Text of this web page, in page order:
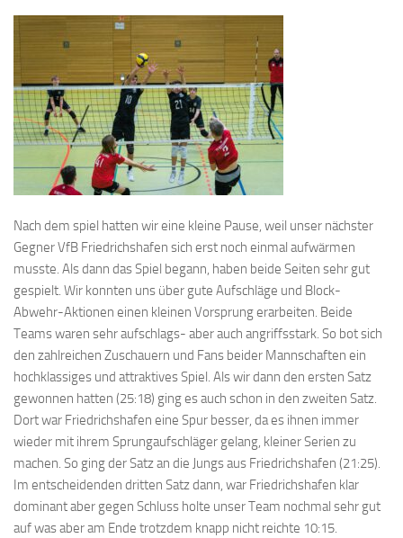
Nach dem spiel hatten wir eine kleine Pause, weil unser nächster
Gegner VfB Friedrichshafen sich erst noch einmal aufwärmen
musste. Als dann das Spiel begann, haben beide Seiten sehr gut
gespielt. Wir konnten uns über gute Aufschläge und Block-
Abwehr-Aktionen einen kleinen Vorsprung erarbeiten. Beide
Teams waren sehr aufschlags- aber auch angriffsstark. So bot sich
den zahlreichen Zuschauern und Fans beider Mannschaften ein
hochklassiges und attraktives Spiel. Als wir dann den ersten Satz
gewonnen hatten (25:18) ging es auch schon in den zweiten Satz.
Dort war Friedrichshafen eine Spur besser, da es ihnen immer
wieder mit ihrem Sprungaufschläger gelang, kleiner Serien zu
machen. So ging der Satz an die Jungs aus Friedrichshafen (21:25).
Im entscheidenden dritten Satz dann, war Friedrichshafen klar
dominant aber gegen Schluss holte unser Team nochmal sehr gut
auf was aber am Ende trotzdem knapp nicht reichte 10:15.